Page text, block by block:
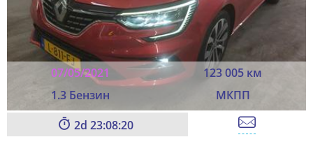
07/05/2021
123 005 км
1.3 Бензин
МКПП
2 23:08:20